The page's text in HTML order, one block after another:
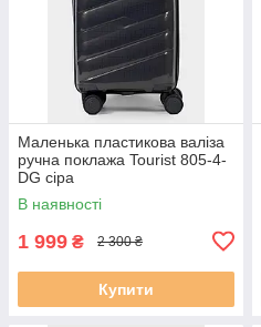
Маленька пластикова валіза
ручна поклажа Tourist 805-4-
DG сіра
В наявності
1 999 ₴ 2 300 ₴
Купити